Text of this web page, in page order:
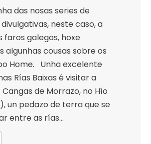
das nosas series de
neste caso, a
faros galegos, hoxe
algunhas cousas sobre os
Home. Unha excelente
Rías Baixas é visitar a
de Morrazo, no Hío
un pedazo de terra que se
entre as rías…